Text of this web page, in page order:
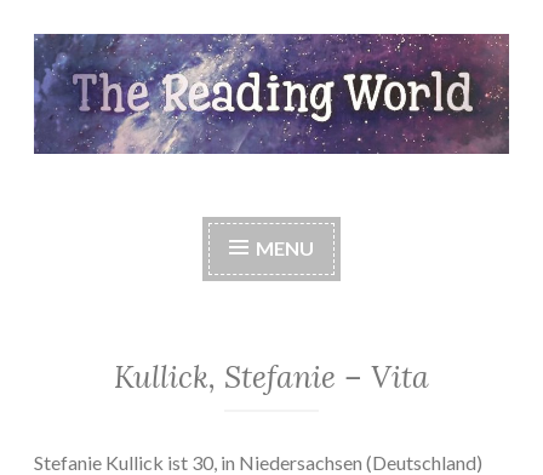
Skip
to
content
The Reading World
MENU
Kullick, Stefanie – Vita
Stefanie Kullick ist 30, in Niedersachsen (Deutschland)